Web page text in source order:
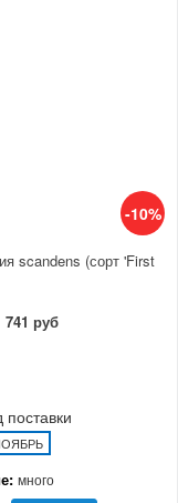
-10%
scandens (сорт 'First
741 руб
много